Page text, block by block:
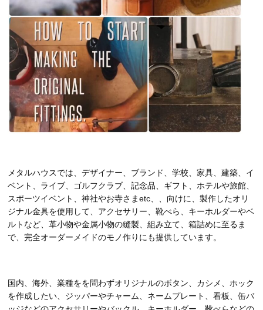
メタルハウスでは、デザイナー、ブランド、学校、家具、建築、イ
ベント、ライブ、ゴルフクラブ、記念品、ギフト、ホテルや旅館、
スポーツイベント、神社やお寺さまetc、、向けに、製作したオリ
ジナル金具を使用して、アクセサリー、靴べら、キーホルダーやベ
ルトなど、革小物や金属小物の縫製、組み立て、箱詰めに至るま
で、完全オーダーメイドのモノ作りにも提供しています。
国内、海外、業種をを問わずオリジナルのボタン、カシメ、ホック
を作成したい、ジッパーやチャーム、ネームプレート、看板、缶バ